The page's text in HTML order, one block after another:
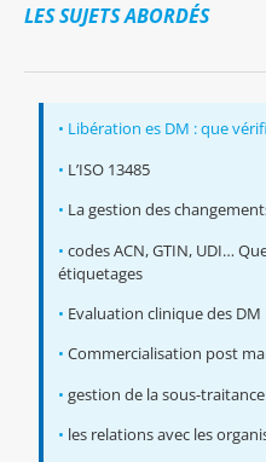
LES SUJETS ABORDÉS
• Libération es DM : que
• L’ISO 13485
• La gestion des
• codes ACN, GTIN, UDI…
étiquetages
• Evaluation clinique des DM
• Commercialisation post
• gestion de la sous-
• les relations avec les